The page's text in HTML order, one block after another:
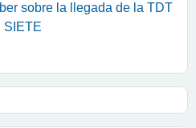
sobre la llegada de la TDT
SIETE